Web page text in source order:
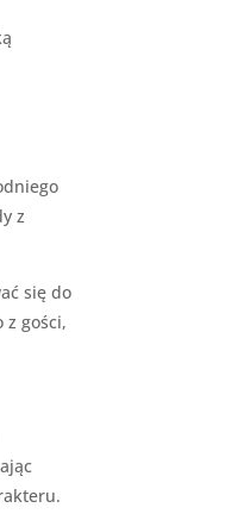
z
się do
gości,